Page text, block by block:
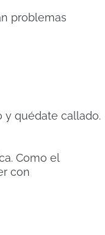
problemas
y quédate callado.
Como el
con